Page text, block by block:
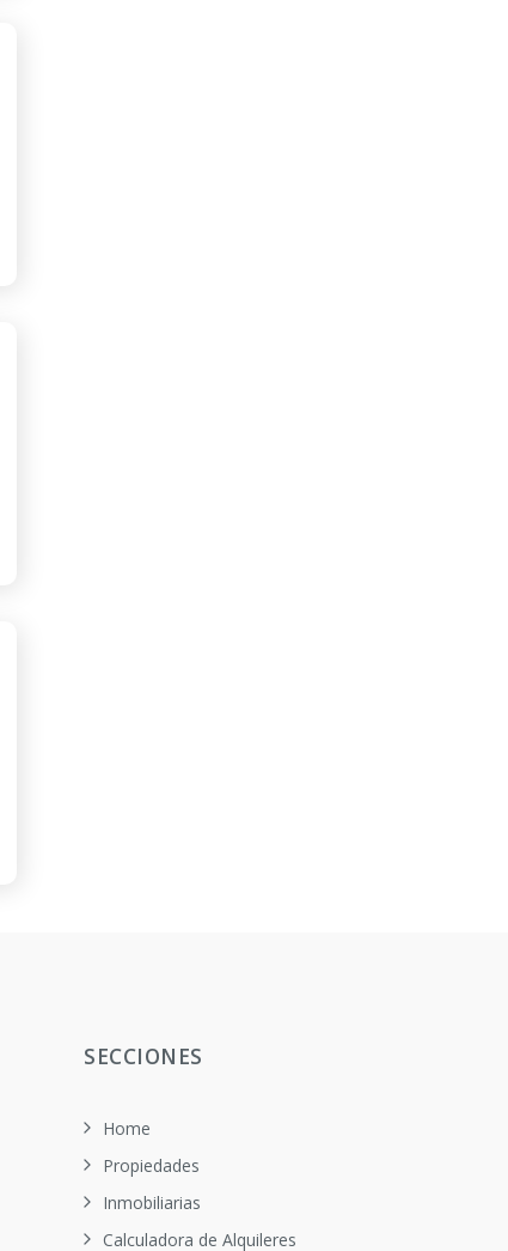
SECCIONES
Home
Propiedades
Inmobiliarias
Calculadora de Alquileres